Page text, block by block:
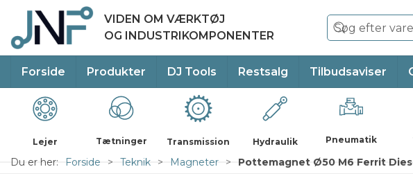
VIDEN OM VÆRKTØJ
OG INDUSTRIKOMPONENTER
Forside Produkter DJ Tools Restsalg Tilbudsaviser
Lejer Tætninger Transmission Hydraulik Pneumatik
Du er her: Forside Teknik Magneter Pottemagnet Ø50 M6 Ferrit